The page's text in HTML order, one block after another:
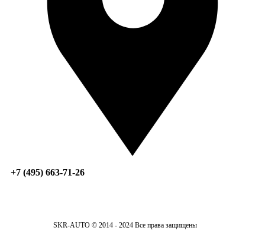
+7 (495) 663-71-26
SKR-AUTO © 2014 - 2024 Все права защищены